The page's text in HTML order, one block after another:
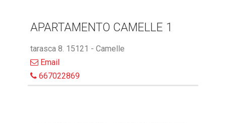
APARTAMENTO CAMELLE 1
tarasca 8. 15121 - Camelle
Email
667022869